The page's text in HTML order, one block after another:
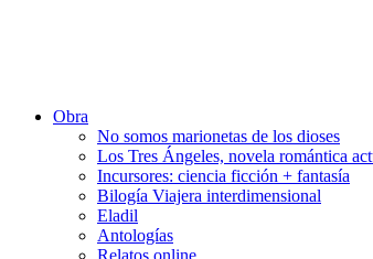
Obra
No somos marionetas de los dioses
Los Tres Ángeles, novela romántica
Incursores: ciencia ficción + fantasía
Bilogía Viajera interdimensional
Eladil
Antologías
Relatos online